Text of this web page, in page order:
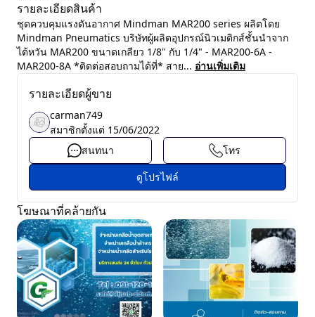
รายละเอียดสินค้า
ชุดควบคุมแรงดันอากาศ Mindman MAR200 series ผลิตโดย
Mindman Pneumatics บริษัทผู้ผลิตอุปกรณ์นิวเมติกส์ชั้นนำจาก
ไต้หวัน MAR200 ขนาดเกลียว 1/8" กับ 1/4" - MAR200-6A -
MAR200-8A *ติดต่อสอบถามได้ที่* สาย... อ่านเพิ่มเติม
รายละเอียดผู้ขาย
carman749
สมาชิกตั้งแต่ 15/06/2022
สนทนา
โทร
ดูโปรไฟล์
โฆษณาที่คล้ายกัน